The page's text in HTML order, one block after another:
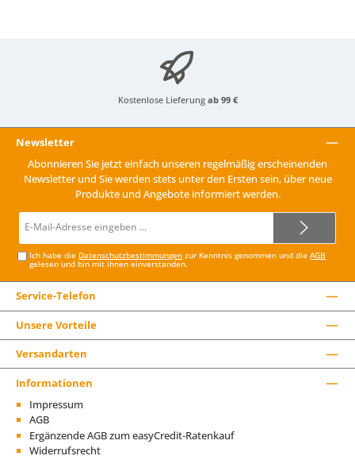
Kostenlose Lieferung ab 99 €
Newsletter
Abonnieren Sie jetzt einfach unseren regelmäßig erscheinenden
Newsletter und Sie werden stets unter den Ersten sein, über neue
Produkte und Angebote informiert werden.
Mail-
Ich habe die Datenschutzbestimmungen zur Kenntnis genommen und dieAGB
gelesen und bin mit ihnen einverstanden.
Service-Telefon
Unsere Vorteile
Versandarten
Informationen
Impressum
AGB
Ergänzende AGB zum easyCredit-Ratenkauf
Widerrufsrecht